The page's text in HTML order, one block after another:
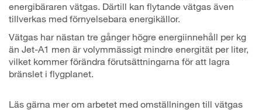
energibäraren vätgas. Därtill kan flytande vätgas även
tillverkas med förnyelsebara energikällor.
Vätgas har nästan tre gånger högre energiinnehåll per kg
än Jet-A1 men är volymmässigt mindre energität per liter,
vilket kommer förändra förutsättningarna för att lagra
bränslet i flygplanet.
Läs gärna mer om arbetet med omställningen till vätgas